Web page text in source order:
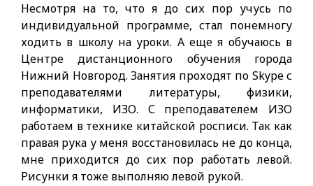
Несмотря на то, что я до сих пор учусь по
индивидуальной программе, стал понемногу
ходить в школу на уроки. А еще я обучаюсь в
Центре дистанционного обучения города
Нижний Новгород. Занятия проходят по Skype с
преподавателями литературы, физики,
информатики, ИЗО. С преподавателем ИЗО
работаем в технике китайской росписи. Так как
правая рука у меня восстановилась не до конца,
мне приходится до сих пор работать левой.
Рисунки я тоже выполняю левой рукой.